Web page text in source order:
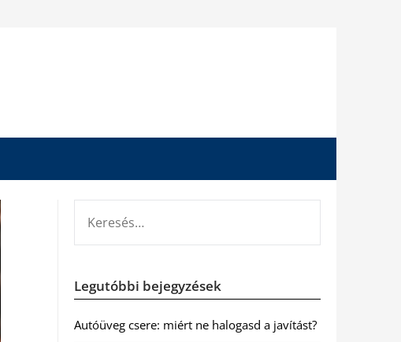
Legutóbbi bejegyzések
Autóüveg csere: miért ne halogasd a javítást?